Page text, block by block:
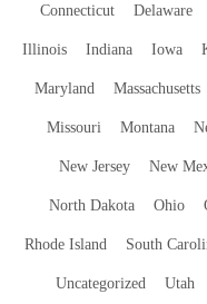
Connecticut Delaware
Illinois Indiana Iowa
Maryland Massachusetts
Missouri Montana
New Jersey New
North Dakota Ohio
Rhode Island South
Uncategorized Utah